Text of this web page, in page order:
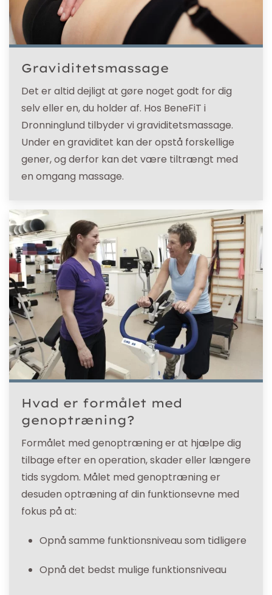
Graviditetsmassage
Det er altid dejligt at gøre noget godt for dig
selv eller en, du holder af. Hos BeneFiT i
Dronninglund tilbyder vi graviditetsmassage.
Under en graviditet kan der opstå forskellige
gener, og derfor kan det være tiltrængt med
en omgang massage.
Hvad er formålet med
genoptræning?
Formålet med genoptræning er at hjælpe dig
tilbage efter en operation, skader eller længere
tids sygdom. Målet med genoptræning er
desuden optræning af din funktionsevne med
fokus på at:
Opnå samme funktionsniveau som tidligere
Opnå det bedst mulige funktionsniveau